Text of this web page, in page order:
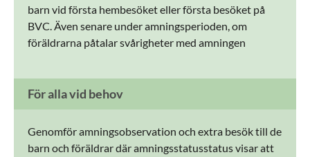
barn vid första hembesöket eller första besöket på
BVC. Även senare under amningsperioden, om
föräldrarna påtalar svårigheter med amningen
För alla vid behov
Genomför amningsobservation och extra besök till de
barn och föräldrar där amningsstatusstatus visar att